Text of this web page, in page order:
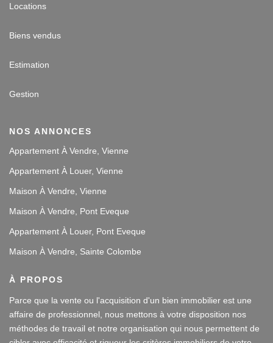
Locations
Biens vendus
Estimation
Gestion
NOS ANNONCES
Appartement À Vendre, Vienne
Appartement À Louer, Vienne
Maison À Vendre, Vienne
Maison À Vendre, Pont Eveque
Appartement À Louer, Pont Eveque
Maison À Vendre, Sainte Colombe
À PROPOS
Parce que la vente ou l'acquisition d'un bien immobilier est une
affaire de professionnel, nous mettons à votre disposition nos
méthodes de travail et notre organisation qui nous permettent de